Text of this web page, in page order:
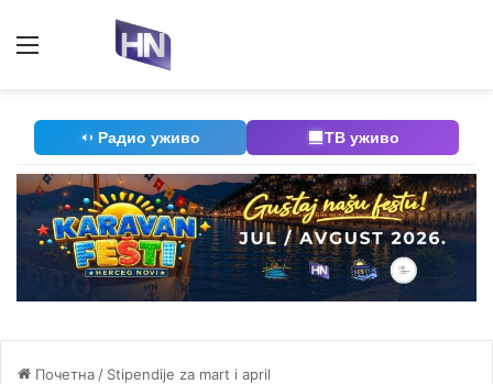
Радио уживо ТВ уживо
Почетна / Stipendije za mart i april